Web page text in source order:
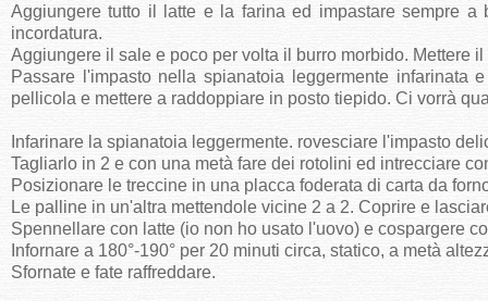
Aggiungere tutto il latte e la farina ed impastare sempre
incordatura.
Aggiungere il sale e poco per volta il burro morbido. Mettere
Passare l'impasto nella spianatoia leggermente infarinata
pellicola e mettere a raddoppiare in posto tiepido. Ci vorrà
Infarinare la spianatoia leggermente. rovesciare l'impasto
Tagliarlo in 2 e con una metà fare dei rotolini ed intrecciare
Posizionare le treccine in una placca foderata di carta da
Le palline in un'altra mettendole vicine 2 a 2. Coprire e
Spennellare con latte (io non ho usato l'uovo) e cospargere
Infornare a 180°-190° per 20 minuti circa, statico, a metà
Sfornate e fate raffreddare.